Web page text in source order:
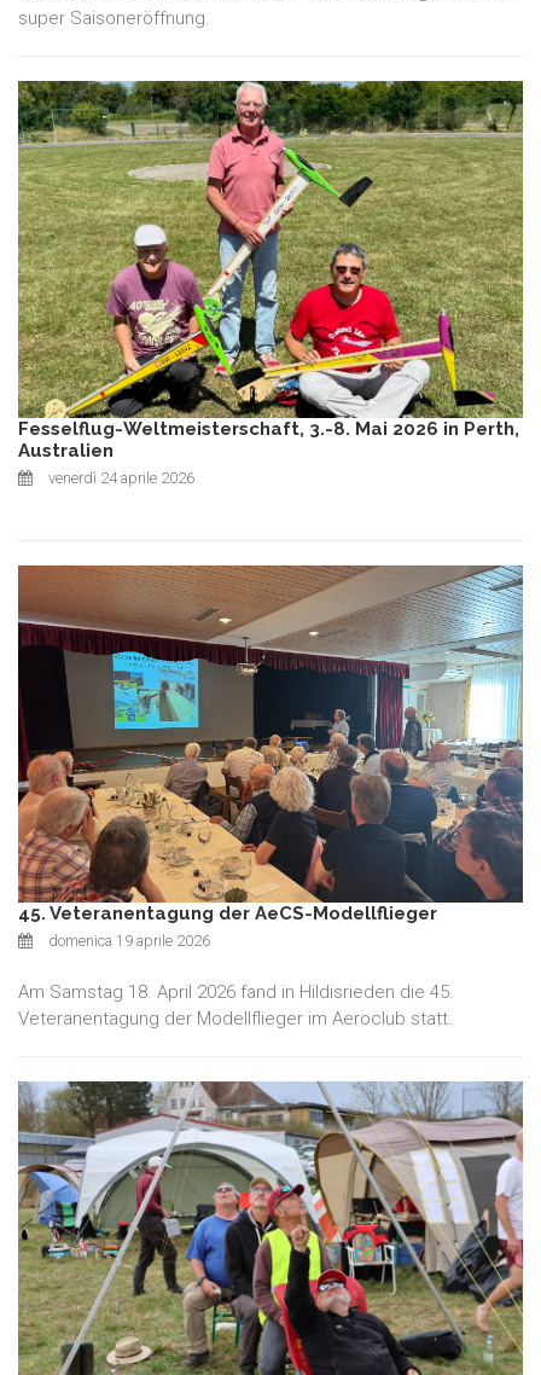
super Saisoneröffnung.
Fesselflug-Weltmeisterschaft, 3.-8. Mai 2026 in Perth,
Australien
venerdì 24 aprile 2026
45. Veteranentagung der AeCS-Modellflieger
domenica 19 aprile 2026
Am Samstag 18. April 2026 fand in Hildisrieden die 45.
Veteranentagung der Modellflieger im Aeroclub statt.